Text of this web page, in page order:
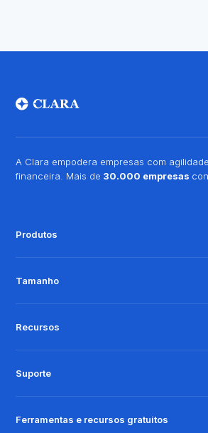
A Clara empodera empresas com
financeira. Mais de 30.000 empresas
Produtos
Tamanho
Recursos
Suporte
Ferramentas e recursos gratuitos